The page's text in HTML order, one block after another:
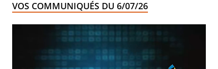
VOS COMMUNIQUÉS DU 6/07/26